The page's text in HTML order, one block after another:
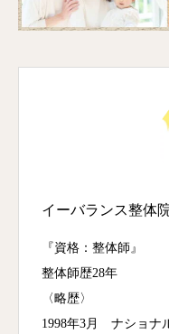
イーバランス整体
『資格：整体師』
整体師歴28年
〈略歴〉
1998年3月 ナショナ